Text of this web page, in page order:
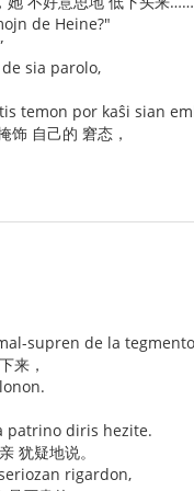
de Heine?"
sia parolo,
temon por kaŝi sian
饰 自己的 窘态，
supren de la tegmento
来，
patrino diris hezite.
犹疑地说。
rigardon,